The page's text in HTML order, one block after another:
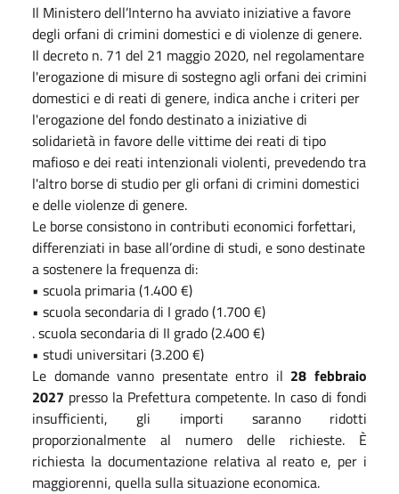
Il Ministero dell’Interno ha avviato iniziative a favore
degli orfani di crimini domestici e di violenze di genere.
Il decreto n. 71 del 21 maggio 2020, nel regolamentare
l'erogazione di misure di sostegno agli orfani dei crimini
domestici e di reati di genere, indica anche i criteri per
l'erogazione del fondo destinato a iniziative di
solidarietà in favore delle vittime dei reati di tipo
mafioso e dei reati intenzionali violenti, prevedendo tra
l'altro borse di studio per gli orfani di crimini domestici
e delle violenze di genere.
Le borse consistono in contributi economici forfettari,
differenziati in base all’ordine di studi, e sono destinate
a sostenere la frequenza di:
• scuola primaria (1.400 €)
• scuola secondaria di I grado (1.700 €)
. scuola secondaria di II grado (2.400 €)
• studi universitari (3.200 €)
Le domande vanno presentate entro il 28 febbraio
2027 presso la Prefettura competente. In caso di fondi
insufficienti, gli importi saranno ridotti
proporzionalmente al numero delle richieste. È
richiesta la documentazione relativa al reato e, per i
maggiorenni, quella sulla situazione economica.